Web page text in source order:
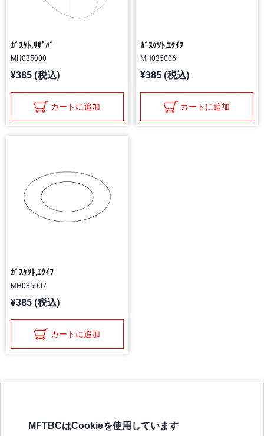
ｶﾞｽｹﾄ,ﾘｻﾞﾊﾞ
MH035000
¥385 (税込)
カートに追加
ｶﾞｽｹﾂﾄ,ｴｸｲﾌ
MH035006
¥385 (税込)
カートに追加
ｶﾞｽｹﾂﾄ,ｴｸｲﾌ
MH035007
¥385 (税込)
カートに追加
MFTBCはCookieを使用しています